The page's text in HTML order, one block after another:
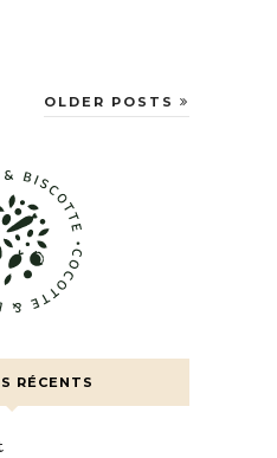
OLDER POSTS
RÉCENTS